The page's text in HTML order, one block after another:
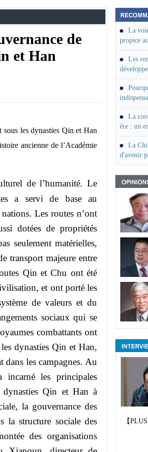
de
et Han
les dynasties Qin et Han
ancienne de l’Académie
de l’humanité. Le
a servi de base au
Les routes n’ont
dotées de propriétés
seulement matérielles,
transport majeure entre
Qin et Chu ont été
et ont porté les
de valeurs et du
sociaux qui se
combattants ont
dynasties Qin et Han,
dans les campagnes. Au
incarné les principales
dynasties Qin et Han à
la gouvernance des
la structure sociale des
des organisations
La
propice
Les
La
ère : un
La
d'avenir
【PLUS